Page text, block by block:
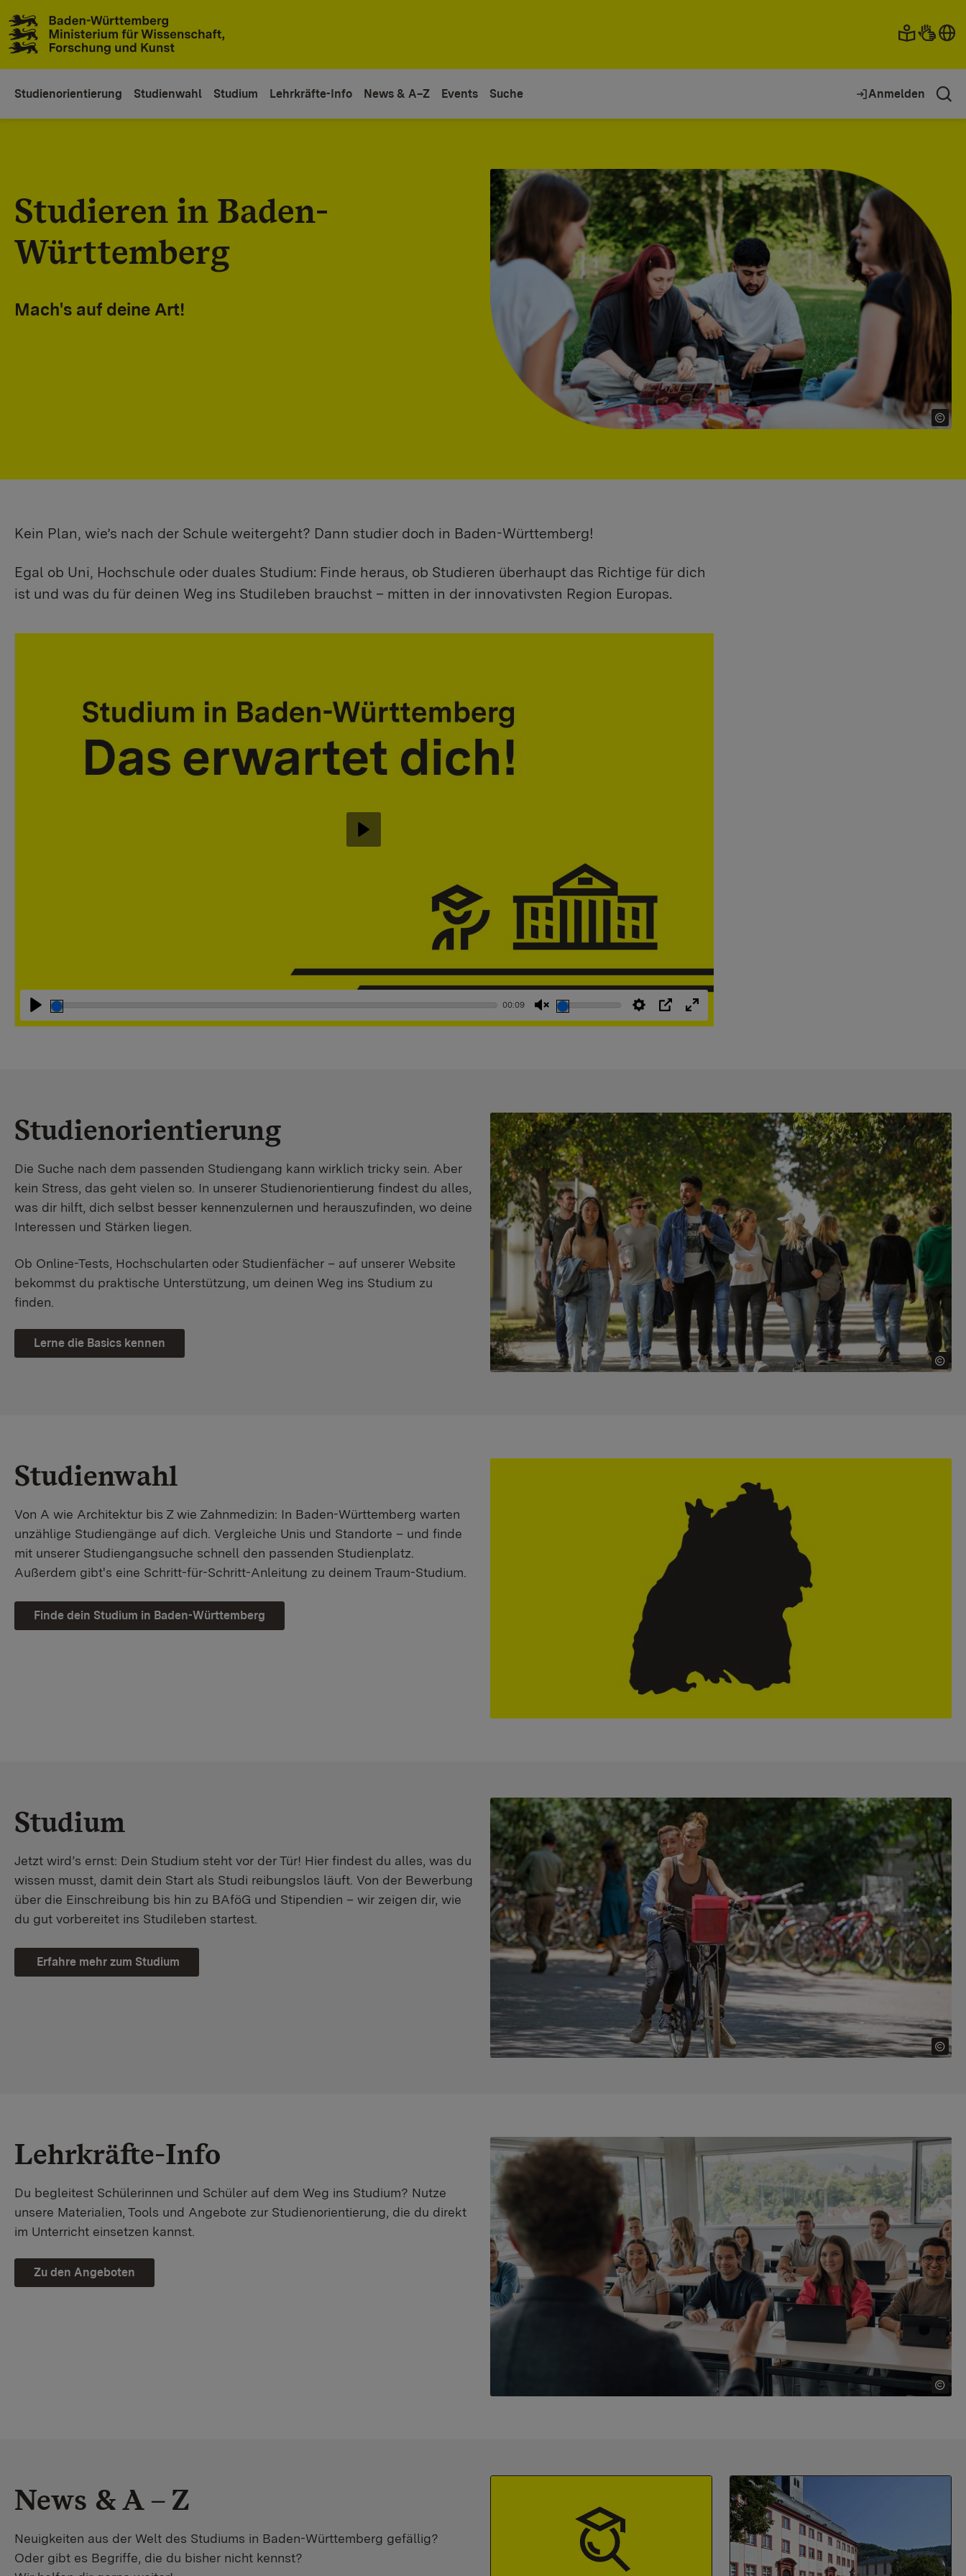
Studienorientierung Studienwahl Studium Lehrkräfte-Info News & A–Z Events Suche Anmelden
Studieren in Baden-
Württemberg
Mach's auf deine Art!
Kein Plan, wie’s nach der Schule weitergeht? Dann studier doch in Baden-Württemberg!
Egal ob Uni, Hochschule oder duales Studium: Finde heraus, ob Studieren überhaupt das Richtige für dich
ist und was du für deinen Weg ins Studileben brauchst – mitten in der innovativsten Region Europas.
Abspielen
00:09
StummschaltungEinstellungen
PIP Vollbild
Abspielen
Studienorientierung
Die Suche nach dem passenden Studiengang kann wirklich tricky sein. Aber
kein Stress, das geht vielen so. In unserer Studienorientierung findest du alles,
was dir hilft, dich selbst besser kennenzulernen und herauszufinden, wo deine
Interessen und Stärken liegen.
Ob Online-Tests, Hochschularten oder Studienfächer – auf unserer Website
bekommst du praktische Unterstützung, um deinen Weg ins Studium zu
finden.
Lerne die Basics kennen
Studienwahl
Von A wie Architektur bis Z wie Zahnmedizin: In Baden-Württemberg warten
unzählige Studiengänge auf dich. Vergleiche Unis und Standorte – und finde
mit unserer Studiengangsuche schnell den passenden Studienplatz.
Außerdem gibt's eine Schritt-für-Schritt-Anleitung zu deinem Traum-Studium.
Finde dein Studium in Baden-Württemberg
Studium
Jetzt wird’s ernst: Dein Studium steht vor der Tür! Hier findest du alles, was du
wissen musst, damit dein Start als Studi reibungslos läuft. Von der Bewerbung
über die Einschreibung bis hin zu BAföG und Stipendien – wir zeigen dir, wie
du gut vorbereitet ins Studileben startest.
Erfahre mehr zum Studium
Lehrkräfte-Info
Du begleitest Schülerinnen und Schüler auf dem Weg ins Studium? Nutze
unsere Materialien, Tools und Angebote zur Studienorientierung, die du direkt
im Unterricht einsetzen kannst.
Zu den Angeboten
News & A – Z
Neuigkeiten aus der Welt des Studiums in Baden-Württemberg gefällig?
Oder gibt es Begriffe, die du bisher nicht kennst?